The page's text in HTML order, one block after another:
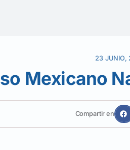
23 JUNIO,
Mexicano
Compartir en